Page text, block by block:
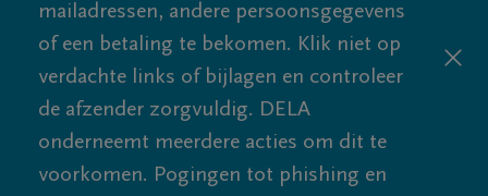
mailadressen, andere persoonsgegevens
of een betaling te bekomen. Klik niet op
verdachte links of bijlagen en controleer
de afzender zorgvuldig. DELA
onderneemt meerdere acties om dit te
voorkomen. Pogingen tot phishing en